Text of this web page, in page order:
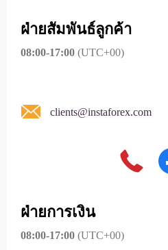
ฝ่ายสัมพันธ์ลูกค้า
08:00-17:00 (UTC+00)
clients@instaforex.com
ฝ่ายการเงิน
08:00-17:00 (UTC+00)